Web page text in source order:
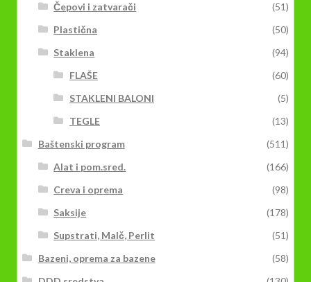
Čepovi i zatvarači
(51)
Plastična
(50)
Staklena
(94)
FLAŠE
(60)
STAKLENI BALONI
(5)
TEGLE
(13)
Baštenski program
(511)
Alat i pom.sred.
(166)
Creva i oprema
(98)
Saksije
(178)
Supstrati, Malč, Perlit
(51)
Bazeni, oprema za bazene
(58)